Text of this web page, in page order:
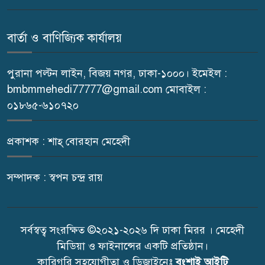
আসাদুজ্জামান আসাদের শুভ জন্মদিন
আজ
শিবপুরে পোল্ট্রি ব্যবসায়ীদের
মানববন্ধন
৮
জগন্নাথ’ ধ্বনিতে মুখর নগরী
৯
বার্তা ও বাণিজ্যিক কার্যালয়
পুরানা পল্টন লাইন, বিজয় নগর, ঢাকা-১০০০। ইমেইল :
bmbmmehedi77777@gmail.com মোবাইল :
০১৮৬৫-৬১০৭২০
প্রকাশক : শাহ্ বোরহান মেহেদী
সম্পাদক : স্বপন চন্দ্র রায়
সর্বস্বত্ব সংরক্ষিত ©২০২১-২০২৬ দি ঢাকা মিরর । মেহেদী
মিডিয়া ও ফাইনান্সের একটি প্রতিষ্ঠান।
কারিগরি সহযোগীতা ও ডিজাইনেঃবংশাই আইটি